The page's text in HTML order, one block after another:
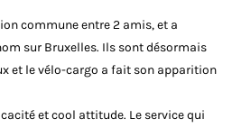
commune entre 2 amis, et a
sur Bruxelles. Ils sont désormais
et le vélo-cargo a fait son apparition
et cool attitude. Le service qui